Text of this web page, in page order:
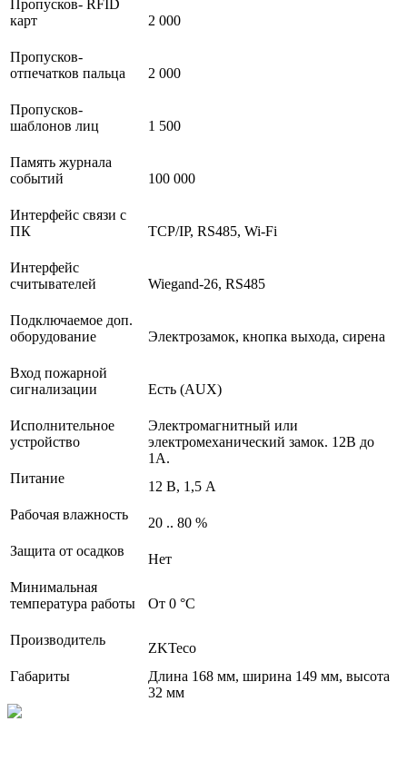
Пропусков- RFID
карт
2 000
Пропусков-
отпечатков пальца
2 000
Пропусков-
шаблонов лиц
1 500
Память журнала
событий
100 000
Интерфейс связи с
ПК
TCP/IP, RS485, Wi-Fi
Интерфейс
считывателей
Wiegand-26, RS485
Подключаемое доп.
оборудование
Электрозамок, кнопка выхода, сирена
Вход пожарной
сигнализации
Есть (AUX)
Исполнительное
устройство
Электромагнитный или
электромеханический замок. 12В до
1А.
Питание
12 В, 1,5 А
Рабочая влажность
20 .. 80 %
Защита от осадков
Нет
Минимальная
температура работы
От 0 °С
Производитель
ZKTeco
Габариты
Длина 168 мм, ширина 149 мм, высота
32 мм